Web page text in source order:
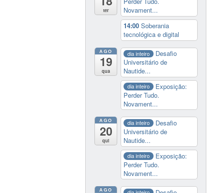
ter
Novament...
14:00Soberania
tecnológica e digital
AGO
19
qua
dia inteiro
Desafio
Universitário de
Nautide...
dia inteiro
Exposição:
Perder Tudo.
Novament...
AGO
20
qui
dia inteiro
Desafio
Universitário de
Nautide...
dia inteiro
Exposição:
Perder Tudo.
Novament...
AGO